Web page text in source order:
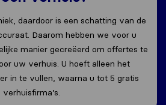
daardoor is een schatting van de
Daarom hebben we voor u
manier gecreëerd om offertes te
uw verhuis. U hoeft alleen het
in te vullen, waarna u tot 5 gratis